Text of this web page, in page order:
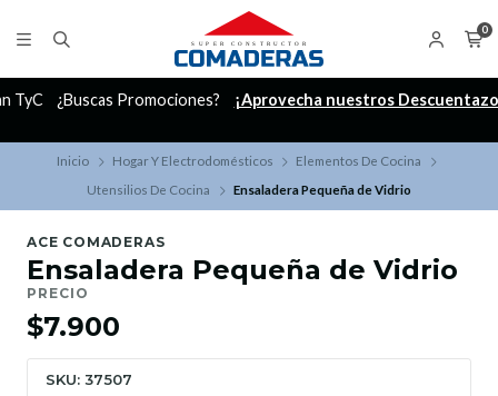
0
¿Buscas Promociones? ¡Aprovecha nuestros Descuentazos!
Inicio Hogar Y Electrodomésticos
Elementos De Cocina
Utensilios De Cocina
Ensaladera Pequeña de Vidrio
ACE COMADERAS
Ensaladera Pequeña de Vidrio
PRECIO
$7.900
SKU: 37507